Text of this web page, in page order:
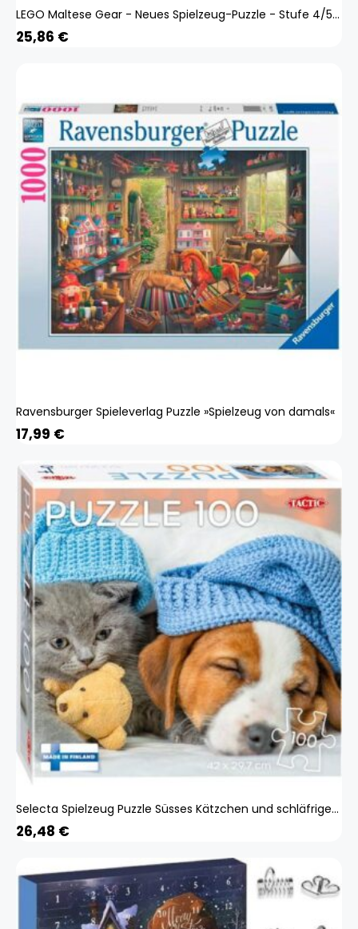
LEGO Maltese Gear - Neues Spielzeug-Puzzle - Stufe 4/5 501247
25,86 €
Ravensburger Spieleverlag Puzzle »Spielzeug von damals«
17,99 €
Selecta Spielzeug Puzzle Süsses Kätzchen und schläfriger Hund, 100 Teile. (100 Teile) (59232)
26,48 €